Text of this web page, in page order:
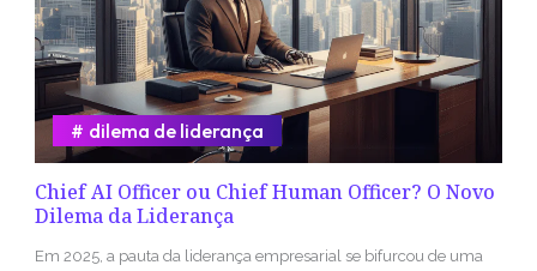
Chief AI Officer ou Chief Human Officer? O Novo
Dilema da Liderança
dilema de liderança
Em 2025, a pauta da liderança empresarial se bifurcou de uma